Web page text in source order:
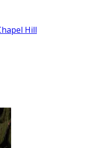
Hill